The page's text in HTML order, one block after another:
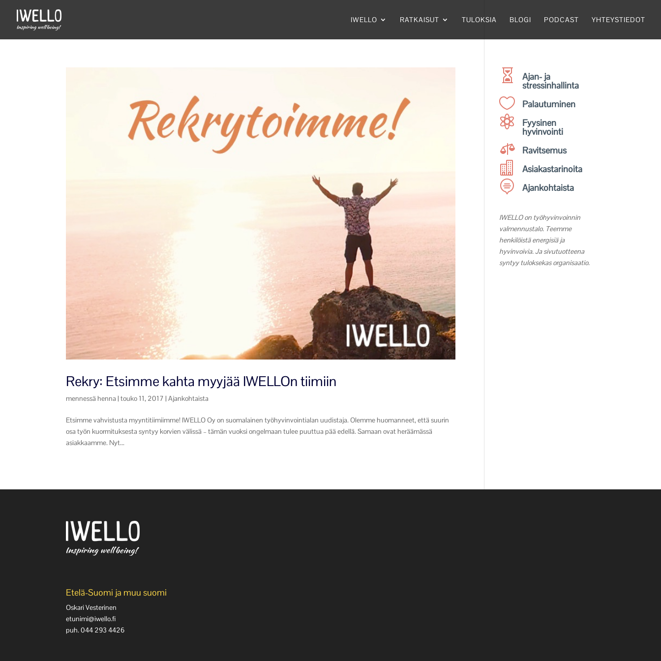
IWELLO RATKAISUT TULOKSIA BLOGI PODCAST YHTEYSTIEDOT
Rekry: Etsimme kahta myyjää IWELLOn tiimiin
mennessä henna |touko 11, 2017 |Ajankohtaista
Etsimme vahvistusta myyntitiimiimme! IWELLO Oy on suomalainen työhyvinvointialan uudistaja. Olemme huomanneet, että suurin
osa työn kuormituksesta syntyy korvien välissä – tämän vuoksi ongelmaan tulee puuttua pää edellä. Samaan ovat heräämässä
asiakkaamme. Nyt...
 Ajan- ja
stressinhallinta
 Palautuminen
 Fyysinen
hyvinvointi
 Ravitsemus
 Asiakastarinoita
 Ajankohtaista
IWELLO on työhyvinvoinnin
valmennustalo. Teemme
henkilöistä energisiä ja
hyvinvoivia. Ja sivutuotteena
syntyy tuloksekas organisaatio.
Etelä-Suomi ja muu suomi
Oskari Vesterinen
etunimi@iwello.fi
puh. 044 293 4426